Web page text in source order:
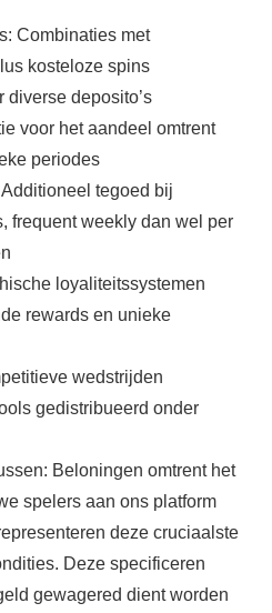
Combinaties met
kosteloze spins
diverse deposito’s
voor het aandeel omtrent
periodes
tegoed bij
frequent weekly dan wel per
loyaliteitssystemen
rewards en unieke
wedstrijden
gedistribueerd onder
Beloningen omtrent het
spelers aan ons platform
deze cruciaalste
Deze specificeren
gewagered dient worden